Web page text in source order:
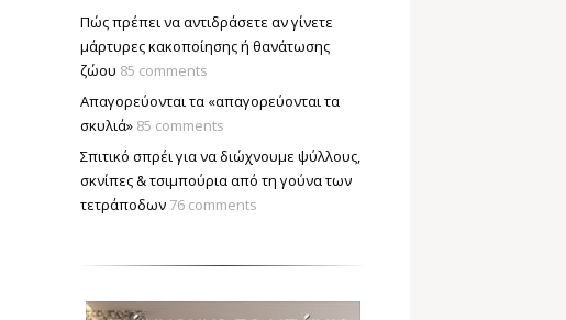
Πώς πρέπει να αντιδράσετε αν γίνετε
μάρτυρες κακοποίησης ή θανάτωσης
ζώου 85 comments
Απαγορεύονται τα «απαγορεύονται τα
σκυλιά» 85 comments
Σπιτικό σπρέι για να διώχνουμε ψύλλους,
σκνίπες & τσιμπούρια από τη γούνα των
τετράποδων 76 comments